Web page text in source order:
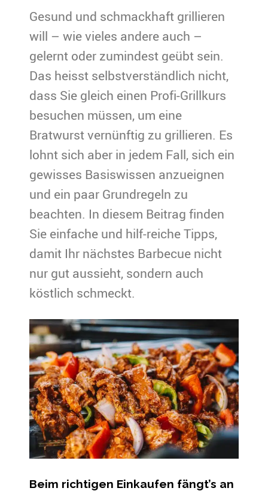
Gesund und schmackhaft grillieren
will – wie vieles andere auch –
gelernt oder zumindest geübt sein.
Das heisst selbstverständlich nicht,
dass Sie gleich einen Profi-Grillkurs
besuchen müssen, um eine
Bratwurst vernünftig zu grillieren. Es
lohnt sich aber in jedem Fall, sich ein
gewisses Basiswissen anzueignen
und ein paar Grundregeln zu
beachten. In diesem Beitrag finden
Sie einfache und hilf-reiche Tipps,
damit Ihr nächstes Barbecue nicht
nur gut aussieht, sondern auch
köstlich schmeckt.
Beim richtigen Einkaufen fängt’s an